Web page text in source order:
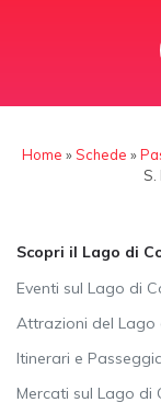
Home »Schede »
Scopri il Lago di
Eventi sul Lago di
Attrazioni del Lago
Itinerari e
Mercati sul Lago di